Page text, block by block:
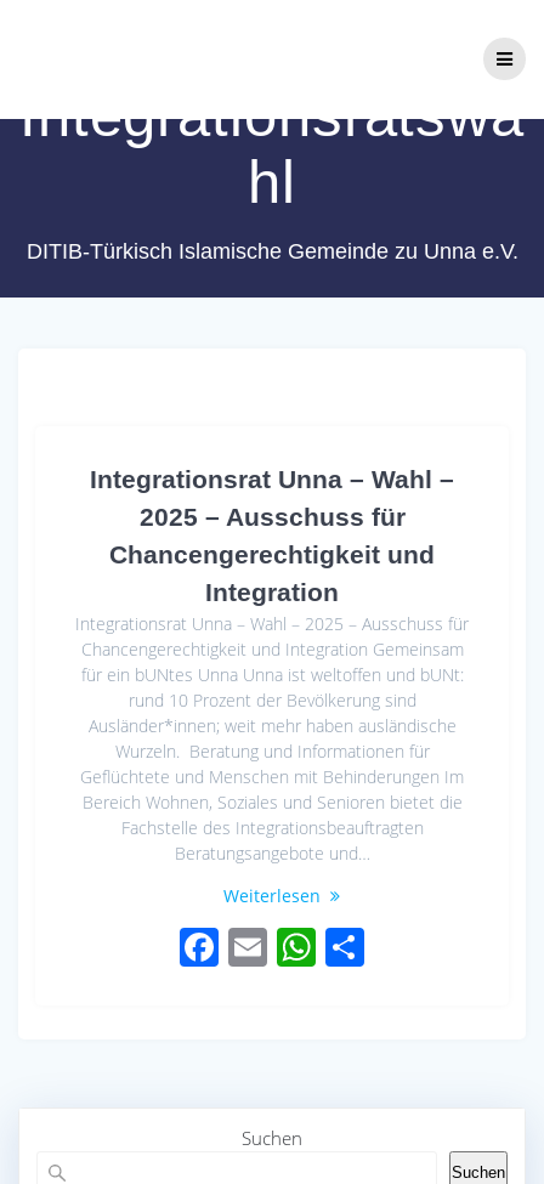
Integrationsratswa
hl
DITIB-Türkisch Islamische Gemeinde zu Unna e.V.
Integrationsrat Unna – Wahl –
2025 – Ausschuss für
Chancengerechtigkeit und
Integration
Integrationsrat Unna – Wahl – 2025 – Ausschuss für
Chancengerechtigkeit und Integration Gemeinsam
für ein bUNtes Unna Unna ist weltoffen und bUNt:
rund 10 Prozent der Bevölkerung sind
Ausländer*innen; weit mehr haben ausländische
Wurzeln. Beratung und Informationen für
Geflüchtete und Menschen mit Behinderungen Im
Bereich Wohnen, Soziales und Senioren bietet die
Fachstelle des Integrationsbeauftragten
Beratungsangebote und…
Weiterlesen
F
o
E W
Suchen
Suchen